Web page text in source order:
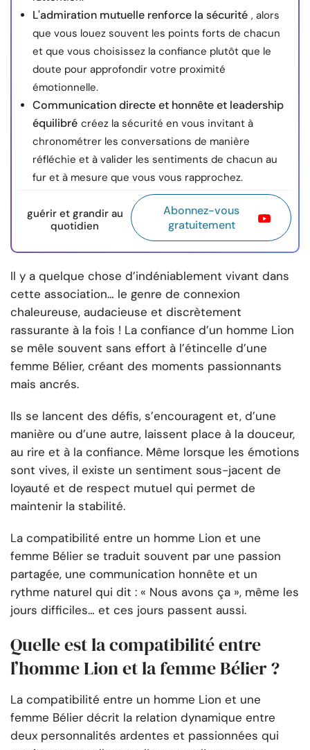
L'admiration mutuelle renforce la sécurité , alors
que vous louez souvent les points forts de chacun
et que vous choisissez la confiance plutôt que le
doute pour approfondir votre proximité
émotionnelle.
Communication directe et honnête et leadership
équilibré créez la sécurité en vous invitant à
chronométrer les conversations de manière
réfléchie et à valider les sentiments de chacun au
fur et à mesure que vous vous rapprochez.
guérir et grandir au
quotidien
Abonnez-vous
gratuitement
Il y a quelque chose d’indéniablement vivant dans
cette association… le genre de connexion
chaleureuse, audacieuse et discrètement
rassurante à la fois ! La confiance d’un homme Lion
se mêle souvent sans effort à l’étincelle d’une
femme Bélier, créant des moments passionnants
mais ancrés.
Ils se lancent des défis, s’encouragent et, d’une
manière ou d’une autre, laissent place à la douceur,
au rire et à la confiance. Même lorsque les émotions
sont vives, il existe un sentiment sous-jacent de
loyauté et de respect mutuel qui permet de
maintenir la stabilité.
La compatibilité entre un homme Lion et une
femme Bélier se traduit souvent par une passion
partagée, une communication honnête et un
rythme naturel qui dit : « Nous avons ça », même les
jours difficiles… et ces jours passent aussi.
Quelle est la compatibilité entre
l’homme Lion et la femme Bélier ?
La compatibilité entre un homme Lion et une
femme Bélier décrit la relation dynamique entre
deux personnalités ardentes et passionnées qui